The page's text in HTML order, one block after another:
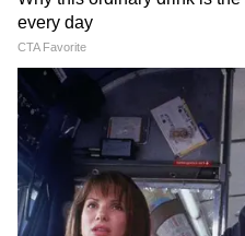
'हेलो, मैं दिव्या...': WhatsApp
मैसेज से खुला MP का सबसे बड़ा
क्रिप्टो स्कैम, BJP नेता गिरफ्तार
LATEST VIDEOS